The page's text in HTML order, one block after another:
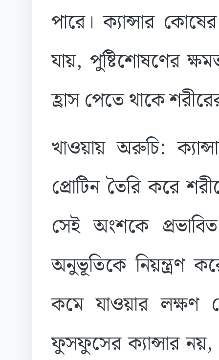
পারে। ক্যান্সার
যায়, পুষ্টিশোষণের
হ্রাস পেতে থাকে
খাওয়ায় অরুচি:
প্রোটিন তৈরি করে
সেই অংশকে
অনুভূতিকে নিয়ন্ত্রণ
কমে যাওয়ার লক্ষণ
ফুসফুসের ক্যান্সার নয়,